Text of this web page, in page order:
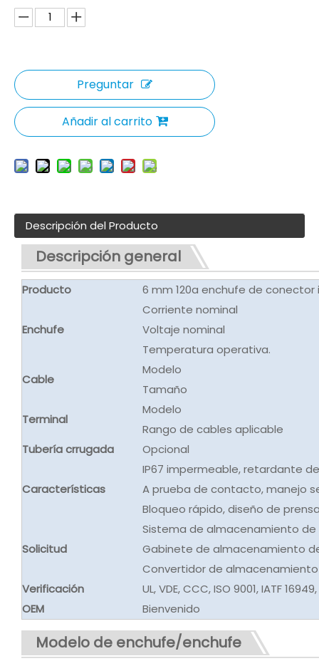
Preguntar
Añadir al carrito
Descripción del Producto
Descripción general
Producto 6 mm 120a enchufe de
Enchufe
Corriente nominal
Voltaje nominal
Temperatura operativa.
Cable
Modelo
Tamaño
Terminal
Modelo
Rango de cables aplicable
Tubería crrugada
Opcional
Características
IP67 impermeable, retardante
A prueba de contacto, manejo
Bloqueo rápido, diseño de
Solicitud
Sistema de almacenamiento de
Gabinete de almacenamiento
Convertidor de
Verificación
UL, VDE, CCC, ISO 9001, IATF
OEM
Bienvenido
Modelo de enchufe/enchufe